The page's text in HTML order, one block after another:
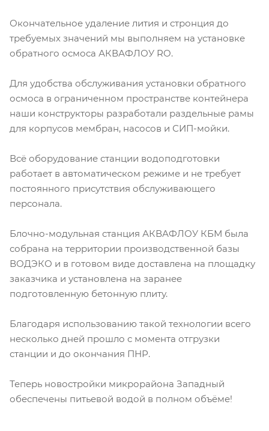
Окончательное удаление лития и стронция до
требуемых значений мы выполняем на установке
обратного осмоса АКВАФЛОУ RO.
Для удобства обслуживания установки обратного
осмоса в ограниченном пространстве контейнера
наши конструкторы разработали раздельные рамы
для корпусов мембран, насосов и СИП-мойки.
Всё оборудование станции водоподготовки
работает в автоматическом режиме и не требует
постоянного присутствия обслуживающего
персонала.
Блочно-модульная станция АКВАФЛОУ КБМ была
собрана на территории производственной базы
ВОДЭКО и в готовом виде доставлена на площадку
заказчика и установлена на заранее
подготовленную бетонную плиту.
Благодаря использованию такой технологии всего
несколько дней прошло с момента отгрузки
станции и до окончания ПНР.
Теперь новостройки микрорайона Западный
обеспечены питьевой водой в полном объёме!